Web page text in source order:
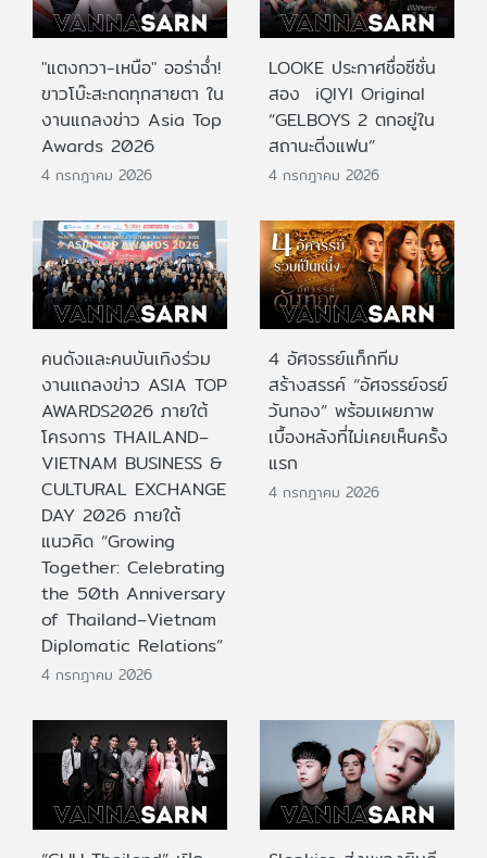
"แตงกวา-เหนือ" ออร่าฉ่ำ!
ขาวโบ๊ะสะกดทุกสายตา ใน
งานแถลงข่าว Asia Top
Awards 2026
4 กรกฎาคม 2026
LOOKE ประกาศชื่อซีซั่น
สอง iQIYI Original
“GELBOYS 2 ตกอยู่ใน
สถานะติ่งแฟน”
4 กรกฎาคม 2026
คนดังและคนบันเทิงร่วม
งานแถลงข่าว ASIA TOP
AWARDS2026 ภายใต้
โครงการ THAILAND–
VIETNAM BUSINESS &
CULTURAL EXCHANGE
DAY 2026 ภายใต้
แนวคิด “Growing
Together: Celebrating
the 50th Anniversary
of Thailand–Vietnam
Diplomatic Relations”
4 กรกฎาคม 2026
4 อัศจรรย์แท็กทีม
สร้างสรรค์ “อัศจรรย์จรย์
วันทอง” พร้อมเผยภาพ
เบื้องหลังที่ไม่เคยเห็นครั้ง
แรก
4 กรกฎาคม 2026